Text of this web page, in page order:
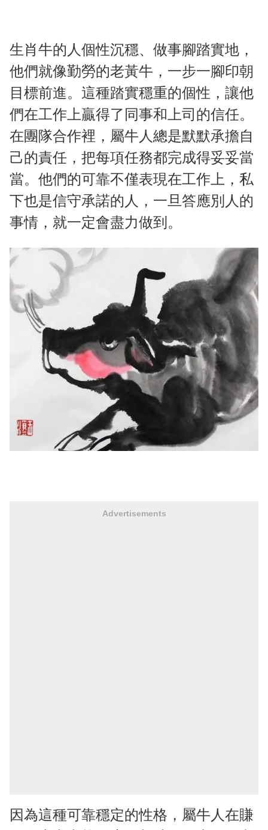
生肖牛的人個性沉穩、做事腳踏實地，
他們就像勤勞的老黃牛，一步一腳印朝
目標前進。這種踏實穩重的個性，讓他
們在工作上贏得了同事和上司的信任。
在團隊合作裡，屬牛人總是默默承擔自
己的責任，把每項任務都完成得妥妥當
當。他們的可靠不僅表現在工作上，私
下也是信守承諾的人，一旦答應別人的
事情，就一定會盡力做到。
Advertisements
因為這種可靠穩定的性格，屬牛人在賺